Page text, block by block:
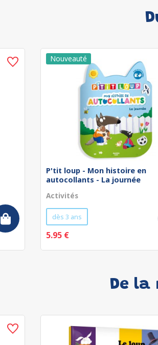
P'tit loup - Mon histoire en
autocollants - La journée
Activités
dès 3 ans
5.95 €
De la